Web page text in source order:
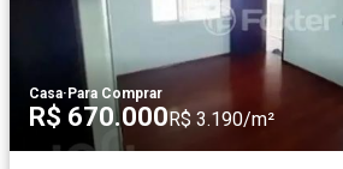
Casa· Para Comprar
R$ 670.000R$ 3.190/m²